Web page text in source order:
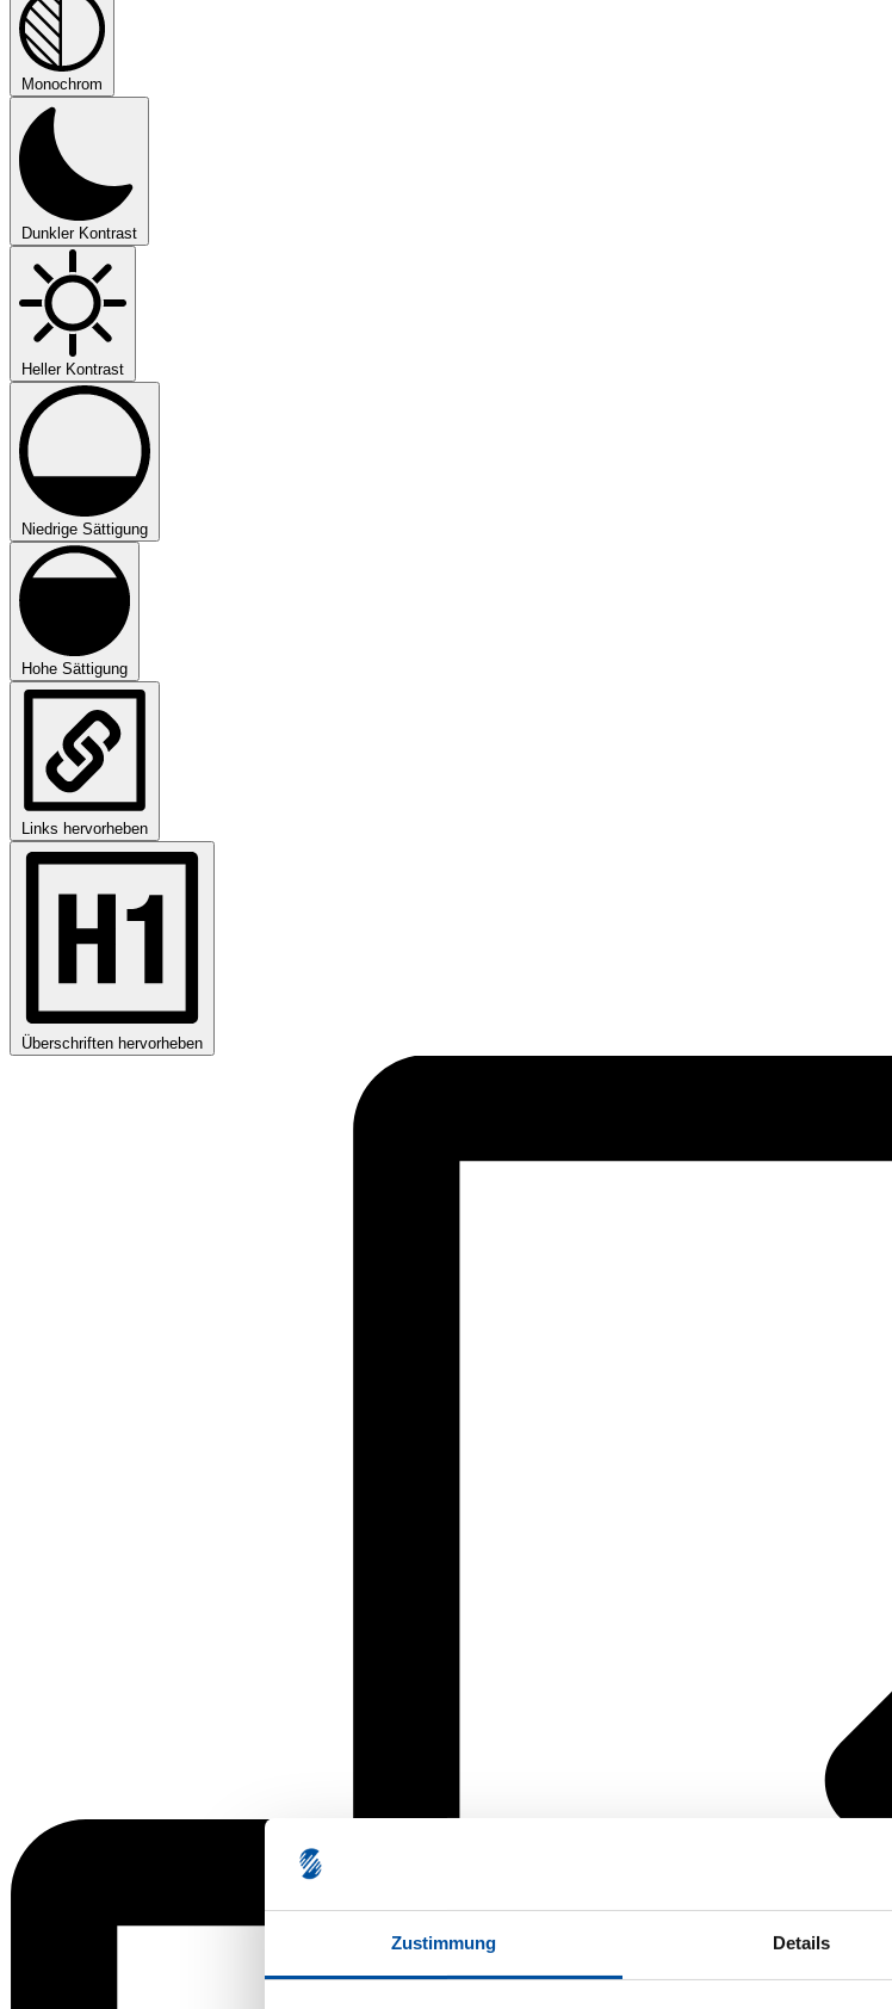
Zustimmung Details
Monochrom
Dunkler Kontrast
Heller Kontrast
Niedrige Sättigung
Hohe Sättigung
Links hervorheben
Überschriften hervorheben